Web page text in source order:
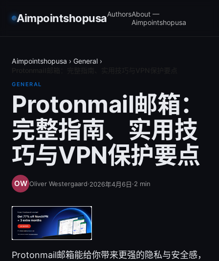
AimpointshopusaAuthorsAbout —
Aimpointshopusa
Aimpointshopusa › General ›
GENERAL
Protonmail邮箱：
完整指南、实用技
巧与VPN保护要点
Oliver Westergaard·2026年4月6日·2 min
Protonmail邮箱能给你带来更强的隐私与安全感，